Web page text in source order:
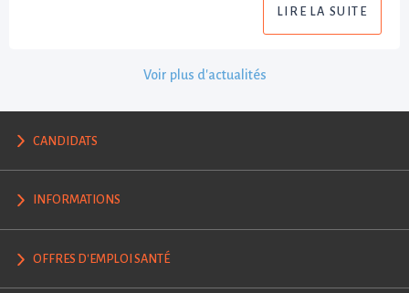
LIRE LA SUITE
Voir plus d'actualités
CANDIDATS
INFORMATIONS
OFFRES D'EMPLOI SANTÉ